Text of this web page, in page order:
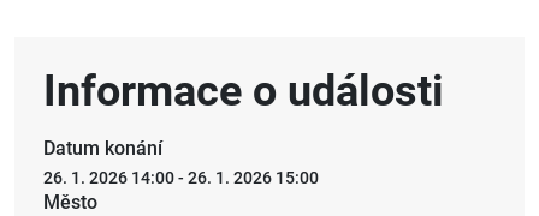
Informace o události
Datum konání
26. 1. 2026 14:00- 26. 1. 2026 15:00
Město